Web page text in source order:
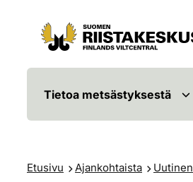
Siirry sisältöön
Siirry sivustokarttaan
Tietoa metsästyksestä
Etusivu Ajankohtaista Uutinen